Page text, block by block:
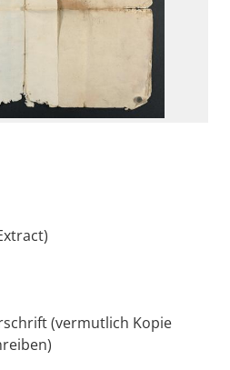
(vermutlich Kopie